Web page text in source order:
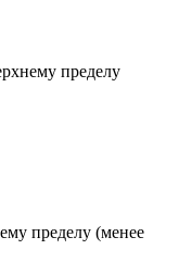
пределу
пределу (менее